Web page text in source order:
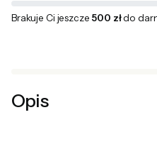
Brakuje Ci jeszcze 500 złdo
Opis